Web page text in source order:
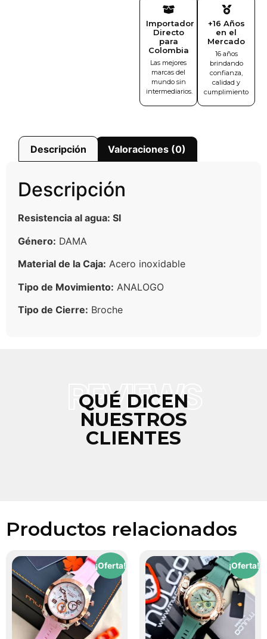
Importador
Directo
para
Colombia
Las mejores
marcas del
mundo sin
intermediarios.
+16 Años
en el
Mercado
16 años
brindando
confianza,
calidad y
cumplimiento
Descripción Valoraciones (0)
Descripción
Resistencia al agua: SI
Género: DAMA
Material de la Caja: Acero inoxidable
Tipo de Movimiento: ANALOGO
Tipo de Cierre: Broche
REVIEWS
QUÉ DICEN
NUESTROS
CLIENTES
Productos relacionados
¡Oferta! ¡Oferta!